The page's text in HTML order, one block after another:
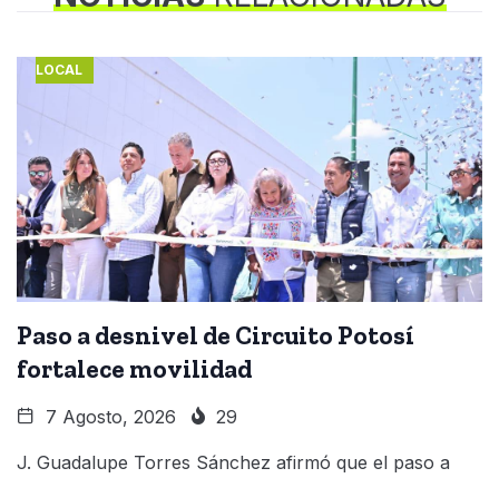
LOCAL
Paso a desnivel de Circuito Potosí
fortalece movilidad
7 Agosto, 2026 29
J. Guadalupe Torres Sánchez afirmó que el paso a